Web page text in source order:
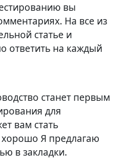
вы
На все из
статье и
ответить на каждый
станет первым
для
вам стать
Я предлагаю
в закладки.